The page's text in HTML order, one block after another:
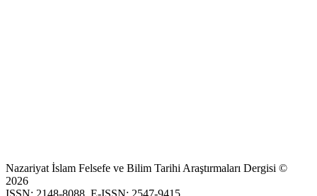
Nazariyat İslam Felsefe ve Bilim Tarihi Araştırmaları Dergisi ©
2026